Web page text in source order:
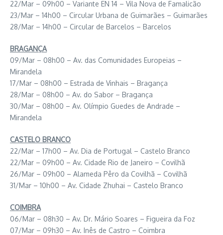
22/Mar – 09h00 – Variante EN 14 – Vila Nova de Famalicão
23/Mar – 14h00 – Circular Urbana de Guimarães – Guimarães
28/Mar – 14h00 – Circular de Barcelos – Barcelos
BRAGANÇA
09/Mar – 08h00 – Av. das Comunidades Europeias –
Mirandela
17/Mar – 08h00 – Estrada de Vinhais – Bragança
28/Mar – 08h00 – Av. do Sabor – Bragança
30/Mar – 08h00 – Av. Olímpio Guedes de Andrade –
Mirandela
CASTELO BRANCO
22/Mar – 17h00 – Av. Dia de Portugal – Castelo Branco
22/Mar – 09h00 – Av. Cidade Rio de Janeiro – Covilhã
26/Mar – 09h00 – Alameda Pêro da Covilhã – Covilhã
31/Mar – 10h00 – Av. Cidade Zhuhai – Castelo Branco
COIMBRA
06/Mar – 08h30 – Av. Dr. Mário Soares – Figueira da Foz
07/Mar – 09h30 – Av. Inês de Castro – Coimbra